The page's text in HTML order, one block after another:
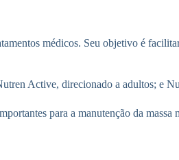
médicos. Seu objetivo é
Active, direcionado a adultos; e
para a manutenção da massa